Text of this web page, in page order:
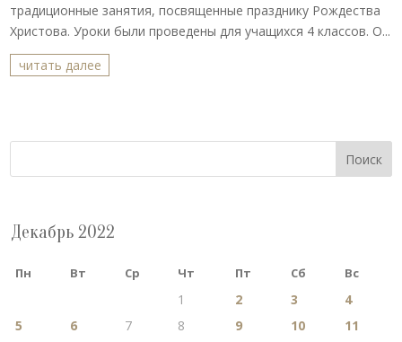
традиционные занятия, посвященные празднику Рождества
Христова. Уроки были проведены для учащихся 4 классов. О...
читать далее
Поиск
Декабрь 2022
Пн Вт Ср Чт Пт Сб Вс
1 2 3
4
5
6 7 8 9 10
11